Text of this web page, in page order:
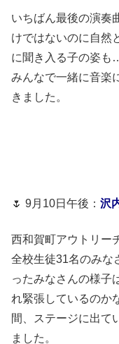
いちばん最後の演奏
けではないのに自然
に聞き入る子の姿も
みんなで一緒に音楽
きました。
🌷 9月10日午後： 沢
西和賀町アウトリー
全校生徒31名のみな
ったみなさんの様子
れ緊張しているのか
間、ステージに出て
ました。